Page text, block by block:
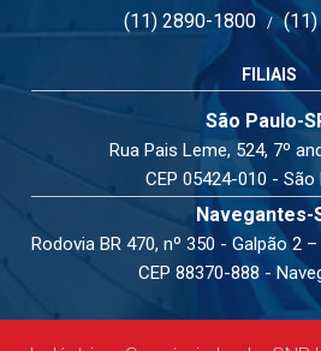
(11) 2890-1800/
FILIAIS
São Paulo-
Rua Pais Leme, 524, 7º
CEP 05424-010 - São
Navegantes-
Rodovia BR 470, nº 350 - Galpão 2
CEP 88370-888 -